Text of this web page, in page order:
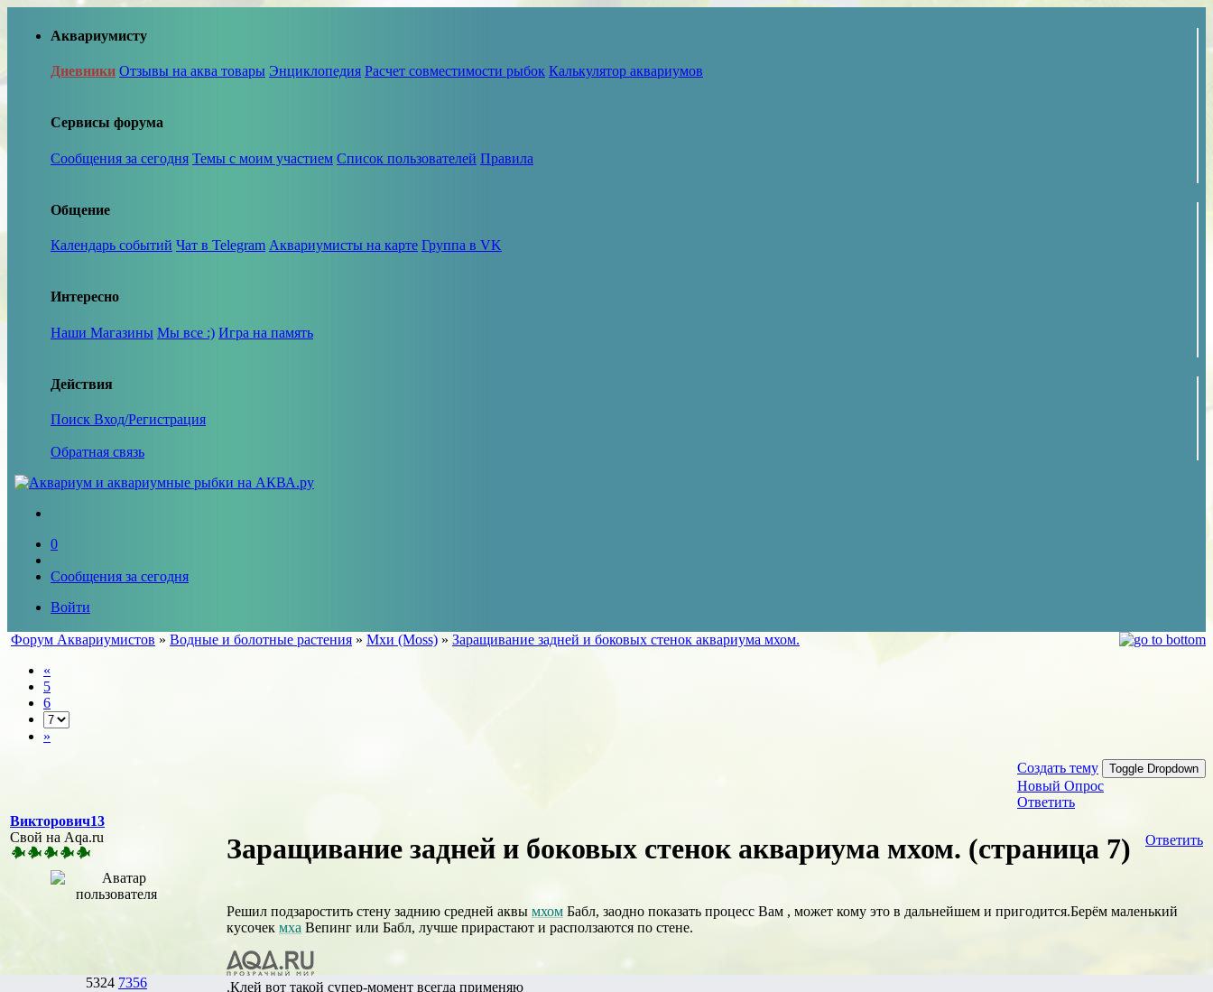
Аквариумисту
Дневники Отзывы на аква товары Энциклопедия Расчет совместимости рыбок Калькулятор аквариумов
Сервисы форума
Сообщения за сегодня Темы с моим участием Список пользователей Правила
Общение
Календарь событий Чат в Telegram Аквариумисты на карте Группа в VK
Интересно
Наши Магазины Мы все :) Игра на память
Действия
Поиск Вход/Регистрация
Обратная связь
0
Сообщения за сегодня
Войти
Форум Аквариумистов » Водные и болотные растения » Мхи (Moss) » Заращивание задней и боковых стенок аквариума мхом.
«
5
6
»
Создать тему Toggle Dropdown
Новый Опрос
Ответить
Викторович13
Свой на Aqa.ru
5324 7356
Ответить
Заращивание задней и боковых стенок аквариума мхом. (страница 7)
Решил подзаростить стену заднию средней аквы мхом Бабл, заодно показать процесс Вам , может кому это в дальнейшем и пригодится.Берём маленький
кусочек мха Вепинг или Бабл, лучше прирастают и расползаются по стене.
.Клей вот такой супер-момент всегда применяю